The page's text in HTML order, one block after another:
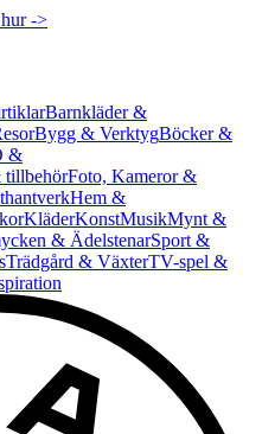
->
Barnkläder &
Bygg & VerktygBöcker &
&
tillbehörFoto, Kameror &
Hem &
KläderKonstMusikMynt &
& ÄdelstenarSport &
Trädgård & VäxterTV-spel &